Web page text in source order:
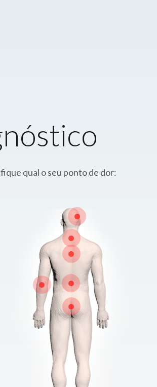
qual o seu ponto de dor: